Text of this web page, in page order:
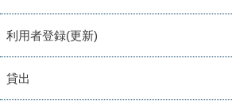
利用者登録(更新)
貸出